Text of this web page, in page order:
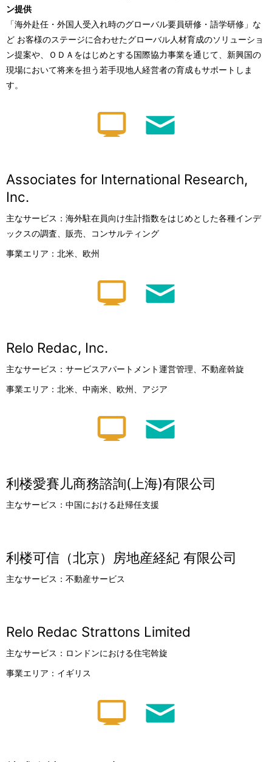
ン提供
「海外赴任・外国人受入れ時のグローバル要員研修・語学研修」な
ど お客様のステージに合わせたグローバル人材育成のソリューショ
ン提案や、ＯＤＡをはじめとする国際協力事業を通じて、新興国の
現場において将来を担う若手現地人経営者の育成もサポートしま
す。
Associates for International Research,
Inc.
主なサービス：海外駐在員向け生計指数をはじめとした各種インデ
ックスの調査、販売、コンサルティング
事業エリア：北米、欧州
Relo Redac, Inc.
主なサービス：サービスアパートメント運営管理、不動産斡旋
事業エリア：北米、中南米、欧州、アジア
利楼愛賽儿商務諮詢(上海)有限公司
主なサービス：中国における赴帰任支援
利楼可信（北京）房地産経紀 有限公司
主なサービス：不動産サービス
Relo Redac Strattons Limited
主なサービス：ロンドンにおける住宅斡旋
事業エリア：イギリス